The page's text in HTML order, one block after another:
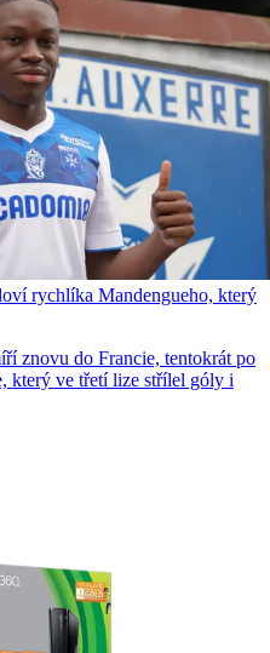
rychlíka Mandengueho, který
znovu do Francie, tentokrát po
který ve třetí lize střílel góly i